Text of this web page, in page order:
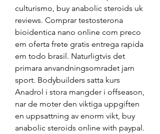
culturismo, buy anabolic steroids uk
reviews. Comprar testosterona
bioidentica nano online com preco
em oferta frete gratis entrega rapida
em todo brasil. Naturligtvis det
primara anvandningsomradet jarn
sport. Bodybuilders satta kurs
Anadrol i stora mangder i offseason,
nar de moter den viktiga uppgiften
en uppsattning av enorm vikt, buy
anabolic steroids online with paypal.